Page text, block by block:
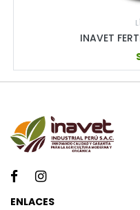
INAVET
ENLACES